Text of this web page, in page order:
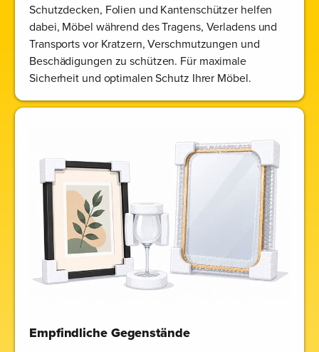
Schutzdecken, Folien und Kantenschützer helfen
dabei, Möbel während des Tragens, Verladens und
Transports vor Kratzern, Verschmutzungen und
Beschädigungen zu schützen. Für maximale
Sicherheit und optimalen Schutz Ihrer Möbel.
Empfindliche Gegenstände